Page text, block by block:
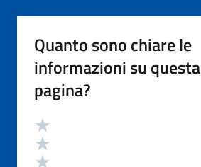
Quanto sono chiare le
informazioni su questa
pagina?
Valutazione